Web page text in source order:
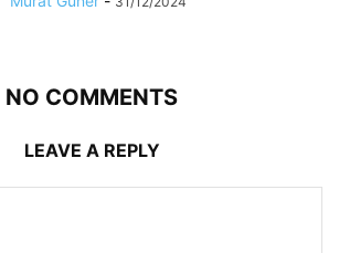
NO COMMENTS
LEAVE A REPLY